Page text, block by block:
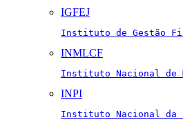
IGFEJ
Instituto de Gestão
INMLCF
Instituto Nacional de
INPI
Instituto Nacional da